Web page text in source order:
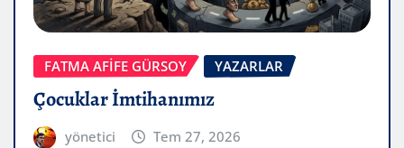
FATMA AFİFE GÜRSOY YAZARLAR
Çocuklar İmtihanımız
yönetici Tem 27, 2026